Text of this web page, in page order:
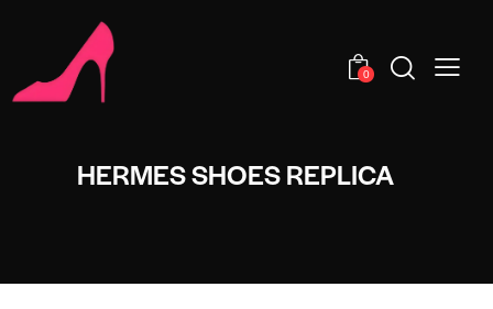
0
HERMES SHOES REPLICA